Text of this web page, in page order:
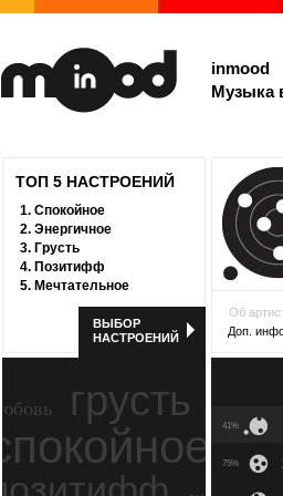
inmood
Музыка
ТОП 5 НАСТРОЕНИЙ
1. Спокойное
2. Энергичное
3. Грусть
4. Позитифф
5. Мечтательное
ВЫБОР
НАСТРОЕНИЙ
любовь грусть
спокойное
Об
Доп.
41%
75%